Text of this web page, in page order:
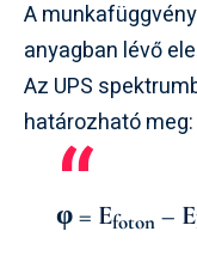
A
anyagban lévő
Az UPS
határozható meg:
φ = Efoton – E